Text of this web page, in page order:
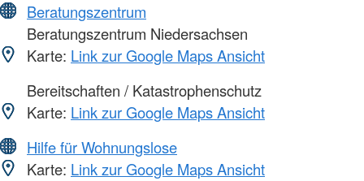
Beratungszentrum
Beratungszentrum Niedersachsen
Karte: Link zur Google Maps Ansicht
Bereitschaften / Katastrophenschutz
Karte: Link zur Google Maps Ansicht
Hilfe für Wohnungslose
Karte: Link zur Google Maps Ansicht